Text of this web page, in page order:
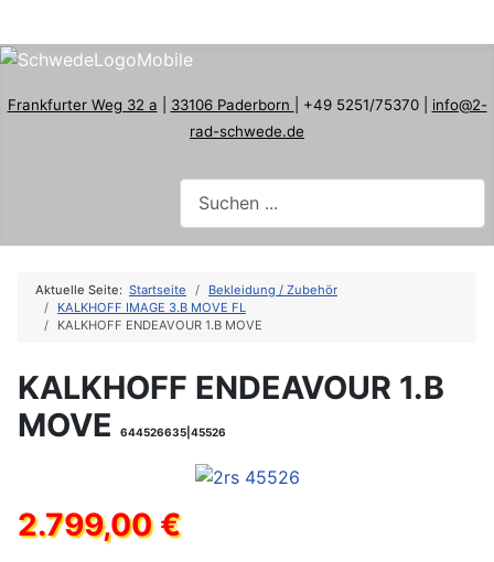
Frankfurter Weg 32 a 33106 Paderborn | +49 5251/75370 | info@2-
rad-schwede.de
Aktuelle Seite: Startseite
Bekleidung / Zubehör
KALKHOFF IMAGE 3.B MOVE FL
KALKHOFF ENDEAVOUR 1.B MOVE
KALKHOFF ENDEAVOUR 1.B
MOVE
644526635|45526
2.799,00 €